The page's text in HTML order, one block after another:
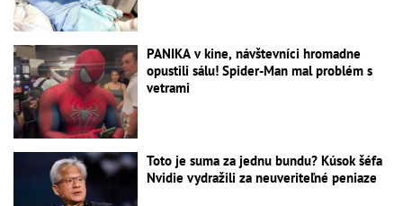
PANIKA v kine, návštevníci hromadne
opustili sálu! Spider-Man mal problém s
vetrami
Toto je suma za jednu bundu? Kúsok šéfa
Nvidie vydražili za neuveriteľné peniaze